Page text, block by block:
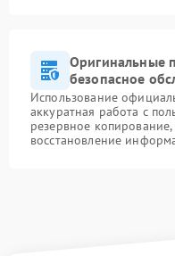
Оригинальные
безопасное
Использование
аккуратная работа с
резервное
восстановление